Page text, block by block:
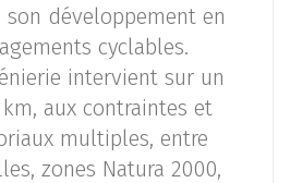
développement en
cyclables.
intervient sur un
aux contraintes et
multiples, entre
zones Natura 2000,